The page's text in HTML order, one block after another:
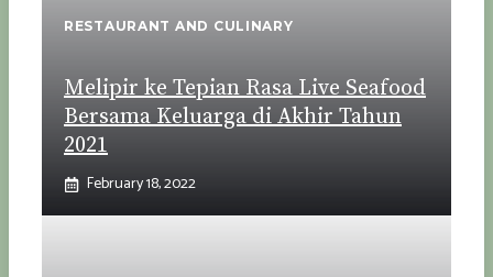
RESTAURANT AND CULINARY
Melipir ke Tepian Rasa Live Seafood
Bersama Keluarga di Akhir Tahun
2021
February 18, 2022